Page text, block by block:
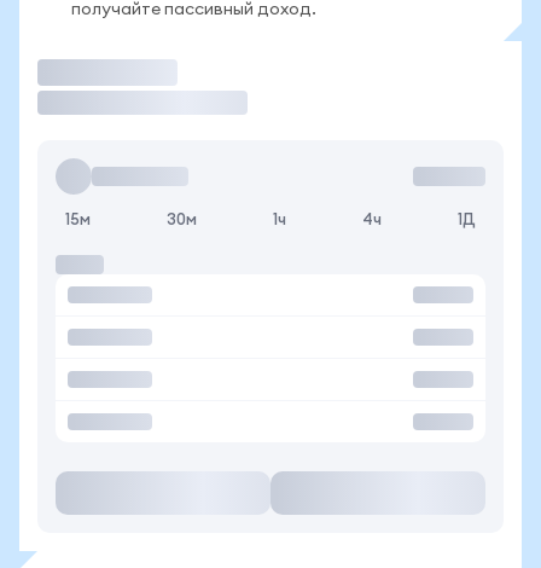
получайте пассивный доход.
15м 30м 1ч 4ч 1Д